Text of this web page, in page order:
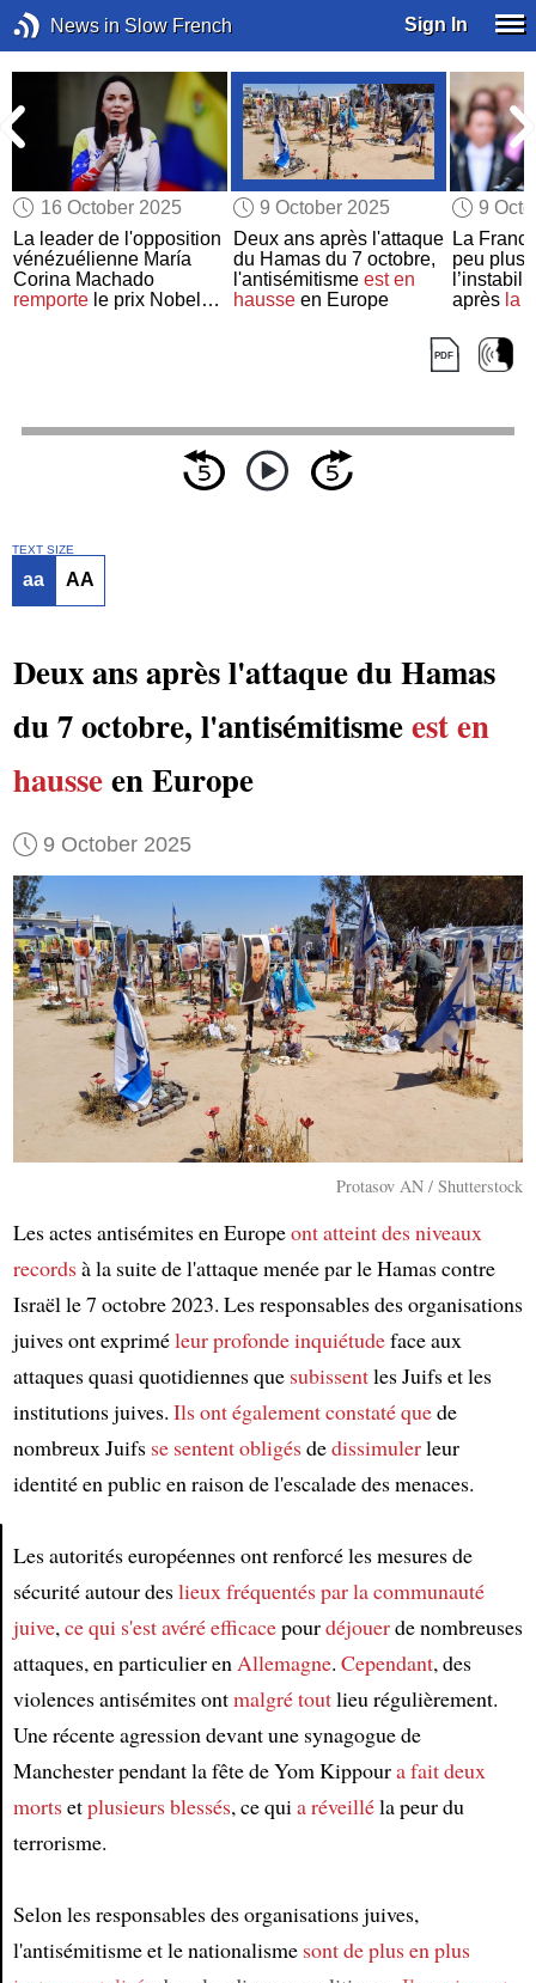
News in Slow French Sign In
16 October 2025
La leader de l'opposition
vénézuélienne María
Corina Machado
remporte le prix Nobel
9 October 2025
Deux ans après l'attaque
du Hamas du 7 octobre,
l'antisémitisme est en
hausseen Europe
9
La
peu plus
après la
Article
TEXT SIZE
aa AA
Deux ans après l'attaque du Hamas
du 7 octobre, l'antisémitismeest en
hausseen Europe
9 October 2025
Protasov AN / Shutterstock
Les actes antisémites en Europeont atteintdes niveaux
recordsà la suite de l'attaque menée par le Hamas contre
Israël le 7 octobre 2023. Les responsables des organisations
juives ont expriméleur profonde inquiétudeface aux
attaques quasi quotidiennes que subissentles Juifs et les
institutions juives. Ils ont également constaté quede
nombreux Juifs se sentent obligésdedissimulerleur
identité en public en raison de l'escalade des menaces.
Les autorités européennes ont renforcé les mesures de
sécurité autour deslieux fréquentés par la communauté
juive, ce qui s'est avéré efficacepourdéjouerde nombreuses
attaques, en particulier en Allemagne. Cependant, des
violences antisémites ontmalgré toutlieu régulièrement.
Une récente agression devant une synagogue de
Manchester pendant la fête de Yom Kippoura fait deux
mortsetplusieurs blessés, ce qui a réveilléla peur du
terrorisme.
Selon les responsables des organisations juives,
l'antisémitisme et le nationalisme sont de plus en plus